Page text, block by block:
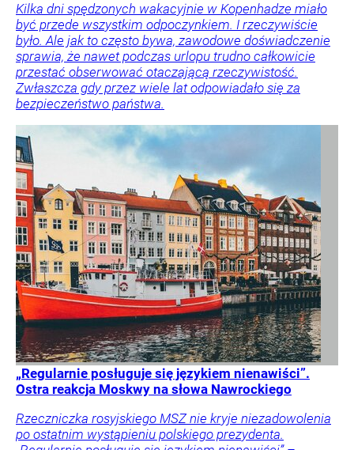
Kilka dni spędzonych wakacyjnie w Kopenhadze miało
być przede wszystkim odpoczynkiem. I rzeczywiście
było. Ale jak to często bywa, zawodowe doświadczenie
sprawia, że nawet podczas urlopu trudno całkowicie
przestać obserwować otaczającą rzeczywistość.
Zwłaszcza gdy przez wiele lat odpowiadało się za
bezpieczeństwo państwa.
„Regularnie posługuje się językiem nienawiści”.
Ostra reakcja Moskwy na słowa Nawrockiego
Rzeczniczka rosyjskiego MSZ nie kryje niezadowolenia
po ostatnim wystąpieniu polskiego prezydenta.